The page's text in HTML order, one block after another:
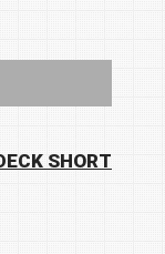
SHORT